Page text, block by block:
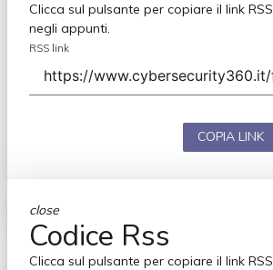
Clicca sul pulsante per copiare il link RSS
negli appunti.
RSS link
COPIA LINK
close
Codice Rss
Clicca sul pulsante per copiare il link RSS